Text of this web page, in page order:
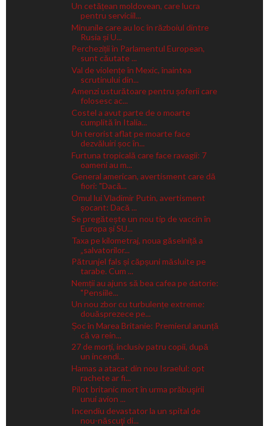
Un cetățean moldovean, care lucra
pentru serviciil...
Minunile care au loc în războiul dintre
Rusia și U...
Percheziții în Parlamentul European,
sunt căutate ...
Val de violențe în Mexic, înaintea
scrutinului din...
Amenzi usturătoare pentru șoferii care
folosesc ac...
Costel a avut parte de o moarte
cumplită în Italia...
Un terorist aflat pe moarte face
dezvăluiri șoc în...
Furtuna tropicală care face ravagii: 7
oameni au m...
General american, avertisment care dă
fiori: "Dacă...
Omul lui Vladimir Putin, avertisment
șocant: Dacă ...
Se pregătește un nou tip de vaccin în
Europa și SU...
Taxa pe kilometraj, noua găselniță a
„salvatorilor...
Pătrunjel fals și căpșuni măsluite pe
tarabe. Cum ...
Nemții au ajuns să bea cafea pe datorie:
"Pensiile...
Un nou zbor cu turbulențe extreme:
douăsprezece pe...
Șoc în Marea Britanie: Premierul anunță
că va rein...
27 de morți, inclusiv patru copii, după
un incendi...
Hamas a atacat din nou Israelul: opt
rachete ar fi...
Pilot britanic mort în urma prăbuşirii
unui avion ...
Incendiu devastator la un spital de
nou-născuţi di...